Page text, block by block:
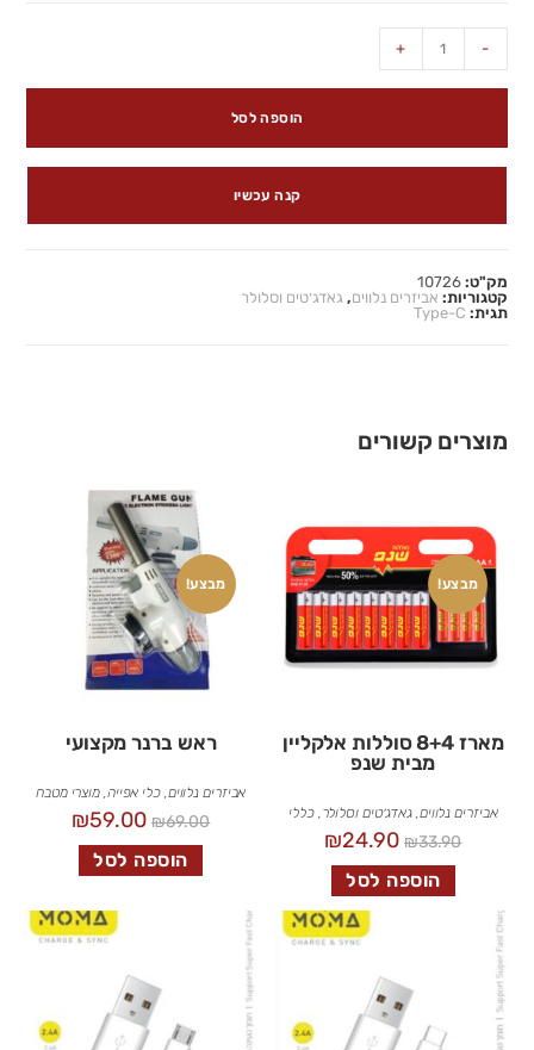
-
+
הוספה לסל
קנה עכשיו
מק"ט:10726
קטגוריות: אביזרים נלווים, גאדג׳טים וסלולר
תגית: Type-C
מוצרים קשורים
מבצע!
מארז 8+4 סוללות אלקליין
מבית שנפ
אביזרים נלווים גאדג׳טים וסלולר ,כללי
₪33.90
₪24.90
הוספה לסל
מבצע!
ראש ברנר מקצועי
אביזרים נלווים ,כלי אפייה מוצרי מטבח
₪69.00
₪59.00
הוספה לסל